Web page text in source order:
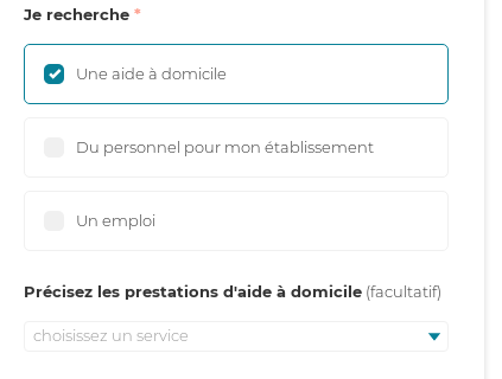
Je recherche
Une aide à domicile
Du personnel pour mon établissement
Un emploi
Précisez les prestations d'aide à domicile
choisissez un service